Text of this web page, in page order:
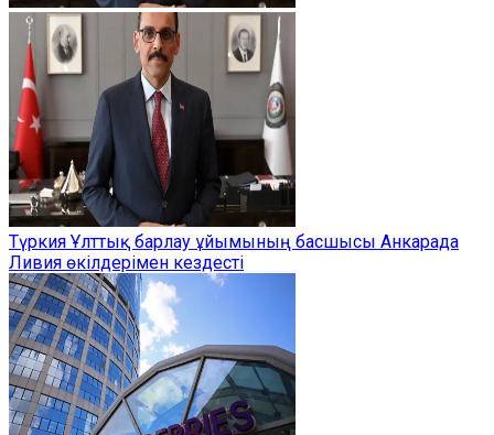
Түркия Ұлттық барлау ұйымының басшысы Анкарада
Ливия өкілдерімен кездесті